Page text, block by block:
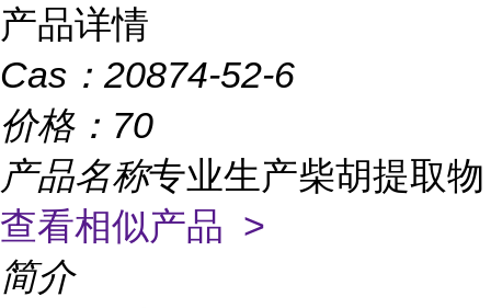
产品详情
Cas： 20874-52-6
价格： 70
产品名称专业生产柴胡提取物
查看相似产品 >
简介